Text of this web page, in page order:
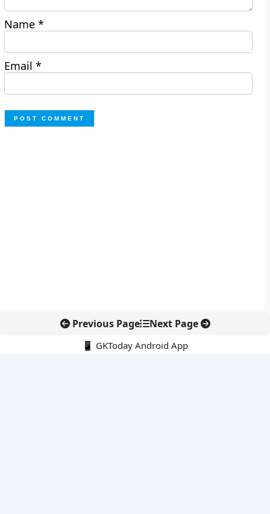
Name*
Email*
Previous Page Next Page
📱 GKToday Android App